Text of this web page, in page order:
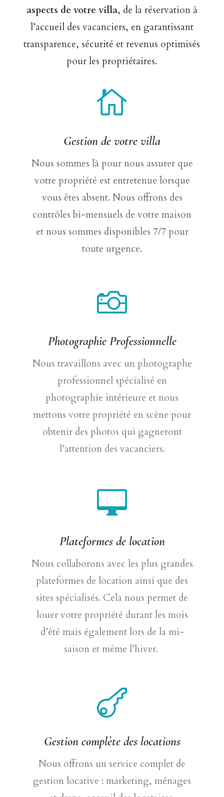
aspects de votre villa, de la réservation à
l’accueil des vacanciers, en garantissant
transparence, sécurité et revenus optimisés
pour les propriétaires.

Gestion de votre villa
Nous sommes là pour nous assurer que
votre propriété est entretenue lorsque
vous êtes absent. Nous offrons des
contrôles bi-mensuels de votre maison
et nous sommes disponibles 7/7 pour
toute urgence.

Photographie Professionnelle
Nous travaillons avec un photographe
professionnel spécialisé en
photographie intérieure et nous
mettons votre propriété en scène pour
obtenir des photos qui gagneront
l’attention des vacanciers.

Plateformes de location
Nous collaborons avec les plus grandes
plateformes de location ainsi que des
sites spécialisés. Cela nous permet de
louer votre propriété durant les mois
d’été mais également lors de la mi-
saison et même l’hiver.

Gestion complète des locations
Nous offrons un service complet de
gestion locative : marketing, ménages